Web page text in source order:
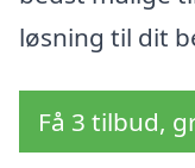
løsning til dit
Få 3 tilbud,